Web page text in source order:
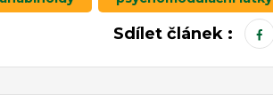
Sdílet článek :